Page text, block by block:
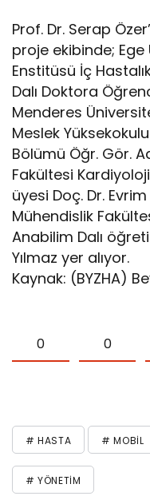
Prof. Dr. Serap
proje ekibinde; Ege
Enstitüsü İç
Dalı Doktora
Menderes
Meslek
Bölümü Öğr. Gör.
Fakültesi
üyesi Doç. Dr.
Mühendislik
Anabilim Dalı
Yılmaz yer alıyor.
Kaynak: (BYZHA)
0 0
# HASTA # MOBIL
# YÖNETIM